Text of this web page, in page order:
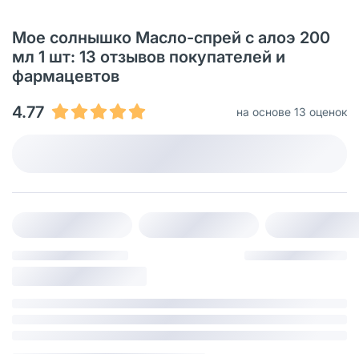
Мое солнышко Масло-спрей с алоэ 200
мл 1 шт: 13 отзывов покупателей и
фармацевтов
4.77
на основе 13 оценок